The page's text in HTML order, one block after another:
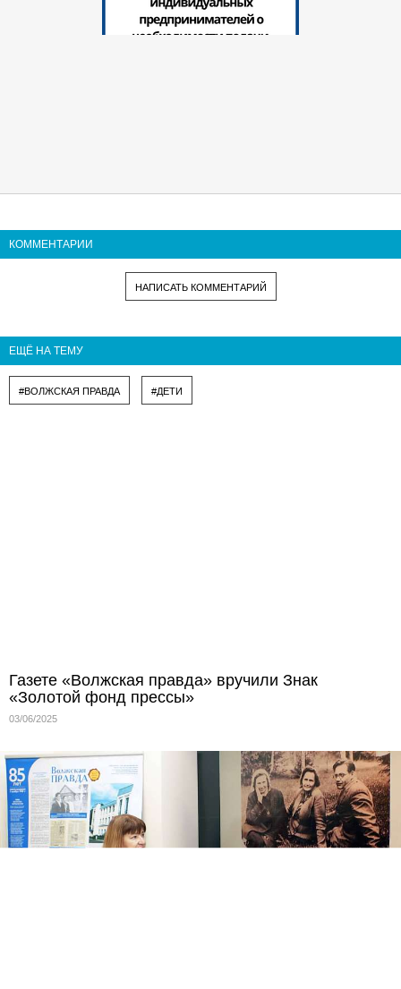
КОММЕНТАРИИ
НАПИСАТЬ КОММЕНТАРИЙ
ЕЩЁ НА ТЕМУ
#ВОЛЖСКАЯ ПРАВДА #ДЕТИ
Газете «Волжская правда» вручили Знак
«Золотой фонд прессы»
03/06/2025